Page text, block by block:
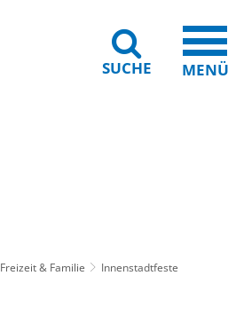
SUCHE MENÜ
Freizeit & Familie
Innenstadtfeste